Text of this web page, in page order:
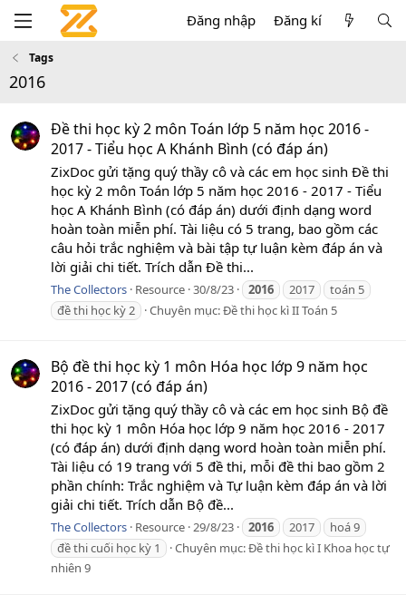
Đăng nhập Đăng kí
Tags
2016
Đề thi học kỳ 2 môn Toán lớp 5 năm học 2016 -
2017 - Tiểu học A Khánh Bình (có đáp án)
ZixDoc gửi tặng quý thầy cô và các em học sinh Đề thi
học kỳ 2 môn Toán lớp 5 năm học 2016 - 2017 - Tiểu
học A Khánh Bình (có đáp án) dưới định dạng word
hoàn toàn miễn phí. Tài liệu có 5 trang, bao gồm các
câu hỏi trắc nghiệm và bài tập tự luận kèm đáp án và
lời giải chi tiết. Trích dẫn Đề thi...
The Collectors Resource 30/8/23 2016 2017
toán 5
đề thi học kỳ 2
Chuyên mục:Đề thi học kì II Toán 5
Bộ đề thi học kỳ 1 môn Hóa học lớp 9 năm học
2016 - 2017 (có đáp án)
ZixDoc gửi tặng quý thầy cô và các em học sinh Bộ đề
thi học kỳ 1 môn Hóa học lớp 9 năm học 2016 - 2017
(có đáp án) dưới định dạng word hoàn toàn miễn phí.
Tài liệu có 19 trang với 5 đề thi, mỗi đề thi bao gồm 2
phần chính: Trắc nghiệm và Tự luận kèm đáp án và lời
giải chi tiết. Trích dẫn Bộ đề...
The Collectors Resource 29/8/23 2016 2017
hoá 9
đề thi cuối học kỳ 1
Chuyên mục:Đề thi học kì I Khoa học tự
nhiên 9